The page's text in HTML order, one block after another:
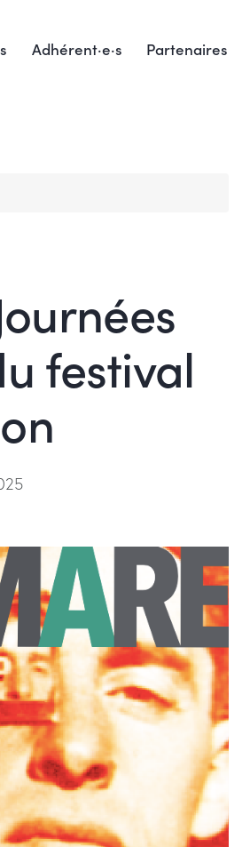
Adhérent·e·s Partenaires
festival